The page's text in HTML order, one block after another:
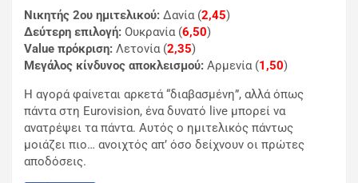
Νικητής 2ου ημιτελικού: Δανία (2,45)
Δεύτερη επιλογή: Ουκρανία (6,50)
Value πρόκριση: Λετονία (2,35)
Μεγάλος κίνδυνος αποκλεισμού: Αρμενία (1,50)
Η αγορά φαίνεται αρκετά “διαβασμένη”, αλλά όπως
πάντα στη Eurovision, ένα δυνατό live μπορεί να
ανατρέψει τα πάντα. Αυτός ο ημιτελικός πάντως
μοιάζει πιο… ανοιχτός απ’ όσο δείχνουν οι πρώτες
αποδόσεις.